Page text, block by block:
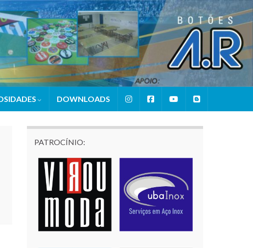
DOWNLOADS
PATROCÍNIO: